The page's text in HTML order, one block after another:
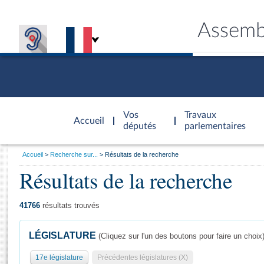
Accueil
d'accueil
Vos
députés
Travaux
parlementaires
Général
Vous
Accueil Recherche sur... Résultats de la recherche
Résultats de la recherche
41766 résultats trouvés
LÉGISLATURE (Cliquez sur l'un des boutons pour faire un choix)
17e législature Précédentes législatures (X)